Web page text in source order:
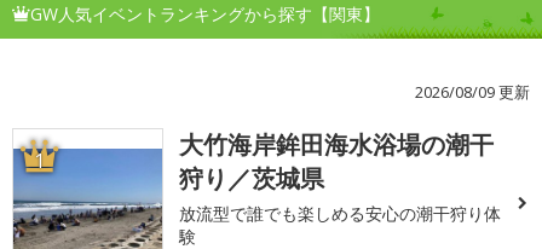
GW人気イベントランキングから探す【関東】
2026/08/09 更新
1
大竹海岸鉾田海水浴場の潮干
狩り／茨城県
放流型で誰でも楽しめる安心の潮干狩り体
験